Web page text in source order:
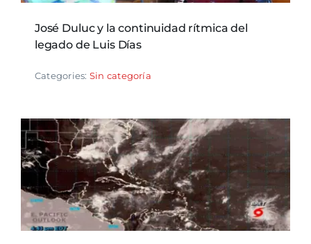
José Duluc y la continuidad rítmica del
legado de Luis Días
Categories: Sin categoría